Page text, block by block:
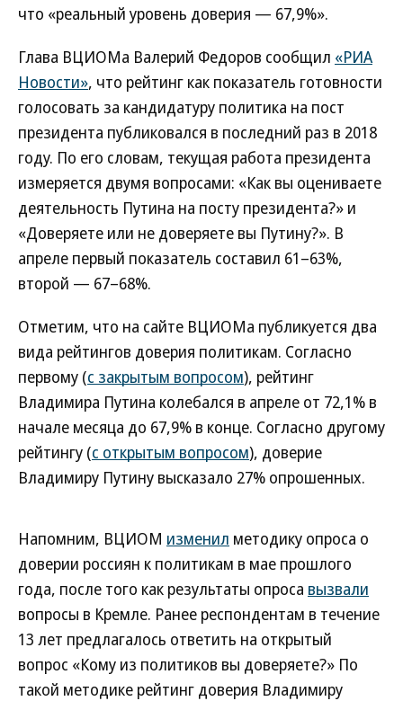
что «реальный уровень доверия — 67,9%».
Глава ВЦИОМа Валерий Федоров сообщил «РИА
Новости», что рейтинг как показатель готовности
голосовать за кандидатуру политика на пост
президента публиковался в последний раз в 2018
году. По его словам, текущая работа президента
измеряется двумя вопросами: «Как вы оцениваете
деятельность Путина на посту президента?» и
«Доверяете или не доверяете вы Путину?». В
апреле первый показатель составил 61–63%,
второй — 67–68%.
Отметим, что на сайте ВЦИОМа публикуется два
вида рейтингов доверия политикам. Согласно
первому (с закрытым вопросом), рейтинг
Владимира Путина колебался в апреле от 72,1% в
начале месяца до 67,9% в конце. Согласно другому
рейтингу (с открытым вопросом), доверие
Владимиру Путину высказало 27% опрошенных.
Напомним, ВЦИОМ изменил методику опроса о
доверии россиян к политикам в мае прошлого
года, после того как результаты опроса вызвали
вопросы в Кремле. Ранее респондентам в течение
13 лет предлагалось ответить на открытый
вопрос «Кому из политиков вы доверяете?» По
такой методике рейтинг доверия Владимиру